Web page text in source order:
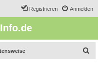
Anmelden
Registrieren